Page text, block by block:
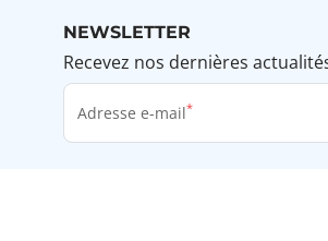
NEWSLETTER
Recevez nos dernières
Adresse e-mail